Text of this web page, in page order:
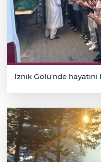
İznik Gölü'nde